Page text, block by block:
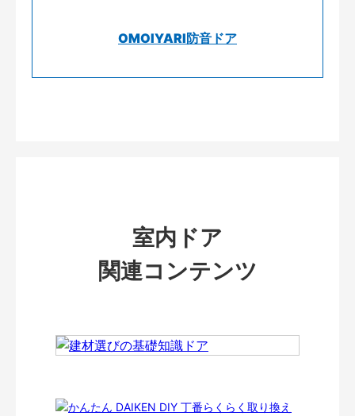
OMOIYARI防音ドア
室内ドア
関連コンテンツ